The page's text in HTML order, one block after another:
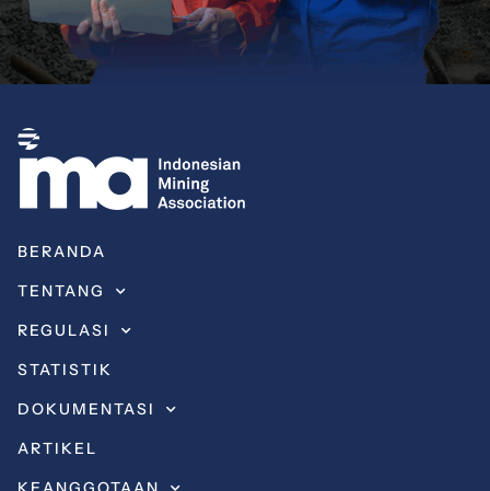
BERANDA
TENTANG
REGULASI
STATISTIK
DOKUMENTASI
ARTIKEL